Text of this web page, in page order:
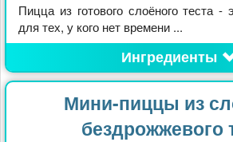
Пицца из готового слоёного теста -
для тех, у кого нет времени ...
Ингредиенты
Мини-пиццы из
бездрожжевого